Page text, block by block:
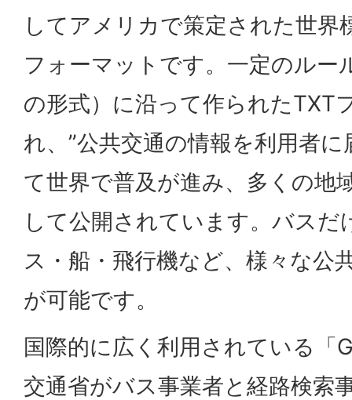
してアメリカで策定された世界
フォーマットです。一定のルー
の形式）に沿って作られたTXT
れ、”公共交通の情報を利用者
て世界で普及が進み、多くの地
して公開されています。バスだ
ス・船・飛行機など、様々な公
が可能です。
国際的に広く利用されている「
交通省がバス事業者と経路検索